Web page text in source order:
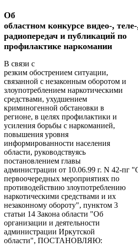
Об
областном конкурсе видео-,
радиопередач и публикаций по
профилактике наркомании
В связи с
резким обострением ситуации,
связанной с незаконным оборотом и
злоупотреблением наркотическими
средствами, ухудшением
криминогенной обстановки в
регионе, в целях профилактики и
усиления борьбы с наркоманией,
повышения уровня
информированности населения
области, руководствуясь
постановлением главы
администрации от 10.06.99 г. N 42-пг
первоочередных мероприятиях по
противодействию злоупотреблению
наркотическими средствами и их
незаконному обороту", пунктом 3
статьи 14 Закона области "Об
организации и деятельности
администрации Иркутской
области", ПОСТАНОВЛЯЮ: